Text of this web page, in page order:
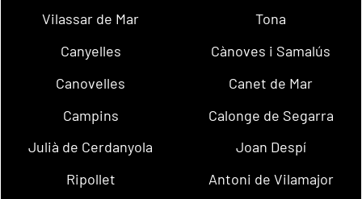
Vilassar de Mar
Tona
Canyelles
Cànoves i Samalús
Canovelles
Canet de Mar
Campins
Calonge de Segarra
Julià de Cerdanyola
Joan Despí
Ripollet
Antoni de Vilamajor